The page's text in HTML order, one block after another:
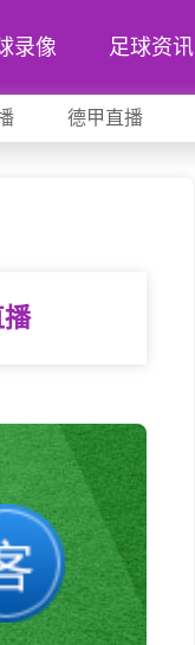
录像 足球资讯
德甲直播